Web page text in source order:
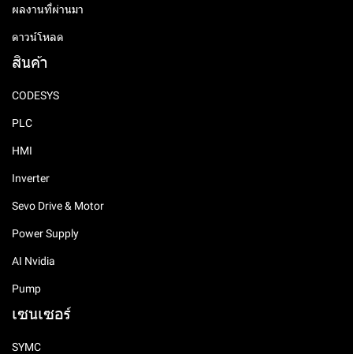
ผลงานที่ผ่านมา
ดาวน์โหลด
สินค้า
CODESYS
PLC
HMI
Inverter
Sevo Drive & Motor
Power Supply
AI Nvidia
Pump
เซนเซอร์
SYMC